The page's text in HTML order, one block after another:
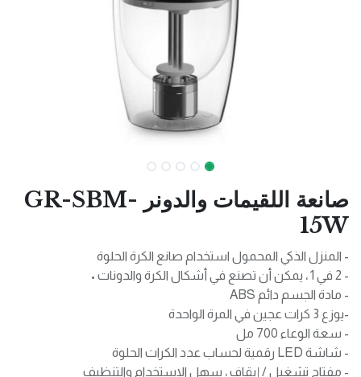
صانعة اللقيمات والدونر GR-SBM-
15W
- المنزل الذكي المحمول استخدام صانع الكرة الحلوة
- 2 في 1 ، يمكن أن تصنع في أشكال الكرة والدونات •
- مادة الجسم دائم ABS
-يوزع 3 كرات عجين في المرة الواحدة
- سعة الوعاء 700 مل
- شاشة LED رقمية لحساب عدد الكرات الحلوة
- مفتاح تشغيل / إيقاف ، سهل الاستخدام والتنظيف